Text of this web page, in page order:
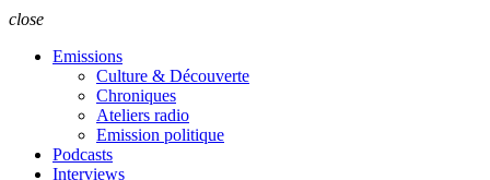
close
Emissions
Culture & Découverte
Chroniques
Ateliers radio
Emission politique
Podcasts
Interviews